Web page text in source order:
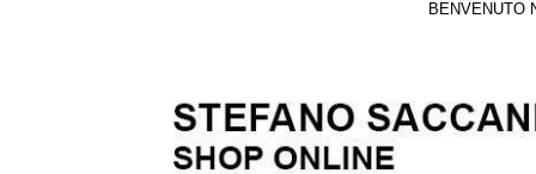
BENVENUTO